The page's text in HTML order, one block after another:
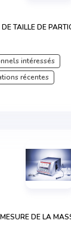
TAILLE DE
intéressés
récentes
DE LA